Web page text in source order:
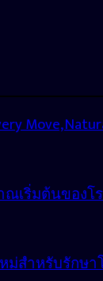
Move,
าณเริ่มต้นข
สำหรับรักษ